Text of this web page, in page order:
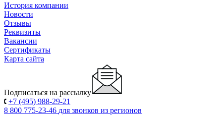
История компании
Новости
Отзывы
Реквизиты
Вакансии
Сертификаты
Карта сайта
Подписаться на рассылку
+7 (495) 988-29-21
8 800 775-23-46 для звонков из регионов